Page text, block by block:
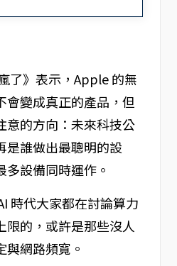
了》表示，Apple 的無
會變成真正的產品，但
意的方向：未來科技公
是誰做出最聰明的設
設備同時運作。
時代大家都在討論算力
限的，或許是那些沒人
網路頻寬。